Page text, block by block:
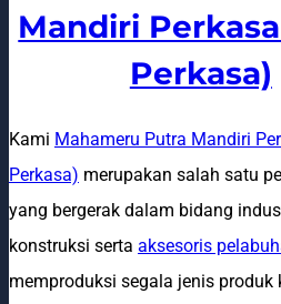
Mandiri
Perkasa)
Kami Mahameru Putra Mandiri
Perkasa) merupakan salah satu
yang bergerak dalam bidang
konstruksi serta aksesoris
memproduksi segala jenis produk